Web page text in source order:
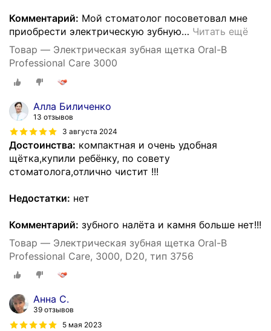
Комментарий: Мой стоматолог посоветовал мне
приобрести электрическую зубную… Читать ещё
Товар — Электрическая зубная щетка Oral-B
Professional Care 3000
Алла Биличенко
13 отзывов
3 августа 2024
Достоинства: компактная и очень удобная
щётка,купили ребёнку, по совету
стоматолога,отлично чистит !!!
Недостатки: нет
Комментарий: зубного налёта и камня больше нет!!!
Товар — Электрическая зубная щетка Oral-B
Professional Care, 3000, D20, тип 3756
Анна С.
39 отзывов
5 мая 2023